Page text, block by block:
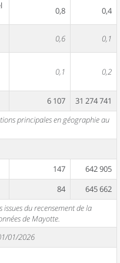
0,8 0,4
0,6 0,1
0,1 0,2
6 107
31 274 741
principales en géographie au
147
642 905
84
645 662
du recensement de la
de Mayotte.
01/2026